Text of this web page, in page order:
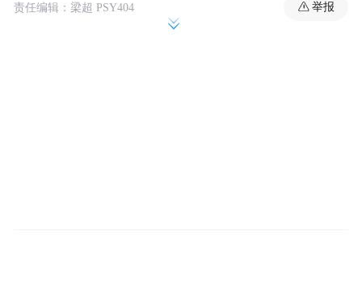
作。这与中国当前提升职业教育作为生产
责任编辑：梁超 PSY404 举报